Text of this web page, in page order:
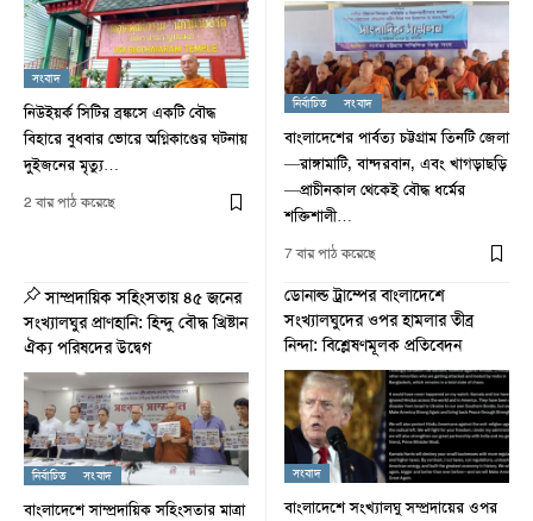
সংবাদ
নিউইয়র্ক সিটির ব্রঙ্কসে একটি বৌদ্ধ
বিহারে বুধবার ভোরে অগ্নিকাণ্ডের ঘটনায়
দুইজনের মৃত্যু…
2 বার পাঠ করেছে
নির্বাচিত সংবাদ
বাংলাদেশের পার্বত্য চট্টগ্রাম তিনটি জেলা
—রাঙ্গামাটি, বান্দরবান, এবং খাগড়াছড়ি
—প্রাচীনকাল থেকেই বৌদ্ধ ধর্মের
শক্তিশালী…
7 বার পাঠ করেছে
সাম্প্রদায়িক সহিংসতায় ৪৫ জনের
সংখ্যালঘুর প্রাণহানি: হিন্দু বৌদ্ধ খ্রিষ্টান
ঐক্য পরিষদের উদ্বেগ
নির্বাচিত সংবাদ
বাংলাদেশে সাম্প্রদায়িক সহিংসতার মাত্রা
ডোনাল্ড ট্রাম্পের বাংলাদেশে
সংখ্যালঘুদের ওপর হামলার তীব্র
নিন্দা: বিশ্লেষণমূলক প্রতিবেদন
সংবাদ
বাংলাদেশে সংখ্যালঘু সম্প্রদায়ের ওপর